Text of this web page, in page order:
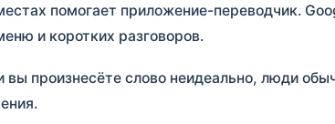
помогает приложение-переводчик.
и коротких разговоров.
произнесёте слово неидеально, люди